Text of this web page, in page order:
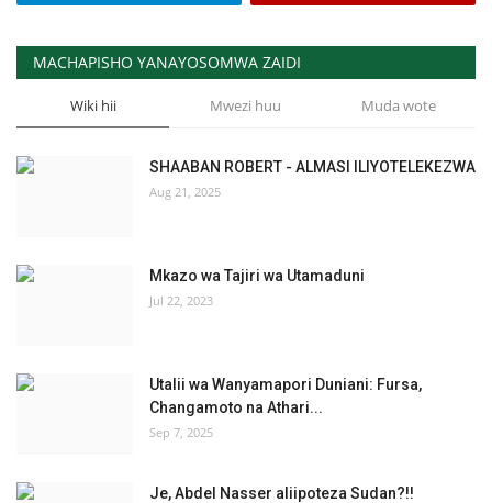
MACHAPISHO YANAYOSOMWA ZAIDI
Wiki hii Mwezi huu Muda wote
SHAABAN ROBERT - ALMASI ILIYOTELEKEZWA
Aug 21, 2025
Mkazo wa Tajiri wa Utamaduni
Jul 22, 2023
Utalii wa Wanyamapori Duniani: Fursa,
Changamoto na Athari...
Sep 7, 2025
Je, Abdel Nasser aliipoteza Sudan?!!